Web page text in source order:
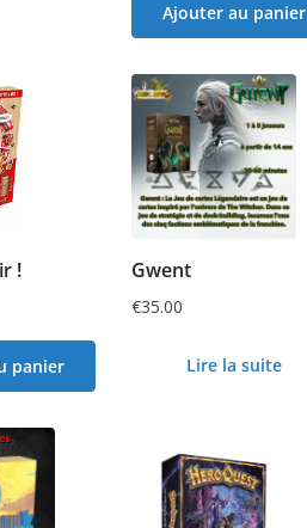
Ajouter au panier
!
panier
Gwent
€35.00
Lire la suite